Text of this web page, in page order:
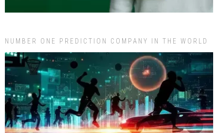
NUMBER ONE PREDICTION COMPANY IN THE WORLD